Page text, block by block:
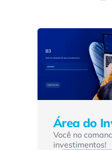
Área do
Você no
investimentos!